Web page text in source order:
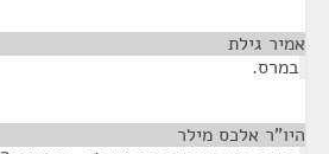
אמיר גילת
במרס.
היו"ר אלכס מילר